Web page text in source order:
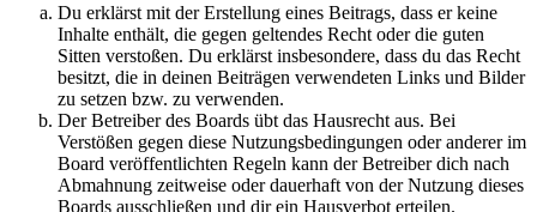
Du erklärst mit der Erstellung eines Beitrags, dass er keine
Inhalte enthält, die gegen geltendes Recht oder die guten
Sitten verstoßen. Du erklärst insbesondere, dass du das Recht
besitzt, die in deinen Beiträgen verwendeten Links und Bilder
zu setzen bzw. zu verwenden.
Der Betreiber des Boards übt das Hausrecht aus. Bei
Verstößen gegen diese Nutzungsbedingungen oder anderer im
Board veröffentlichten Regeln kann der Betreiber dich nach
Abmahnung zeitweise oder dauerhaft von der Nutzung dieses
Boards ausschließen und dir ein Hausverbot erteilen.